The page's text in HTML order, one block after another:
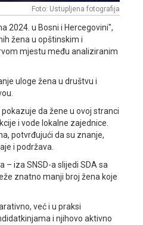
Foto: Ustupljena fotografija
2024. u Bosni i Hercegovini",
žena u opštinskim i
mjestu među analiziranim
uloge žena u društvu i
da žene u ovoj stranci
i vode lokalne zajednice.
potvrđujući da su znanje,
i podržava.
iza SNSD-a slijedi SDA sa
znatno manji broj žena koje
već i u praksi
i njihovo aktivno